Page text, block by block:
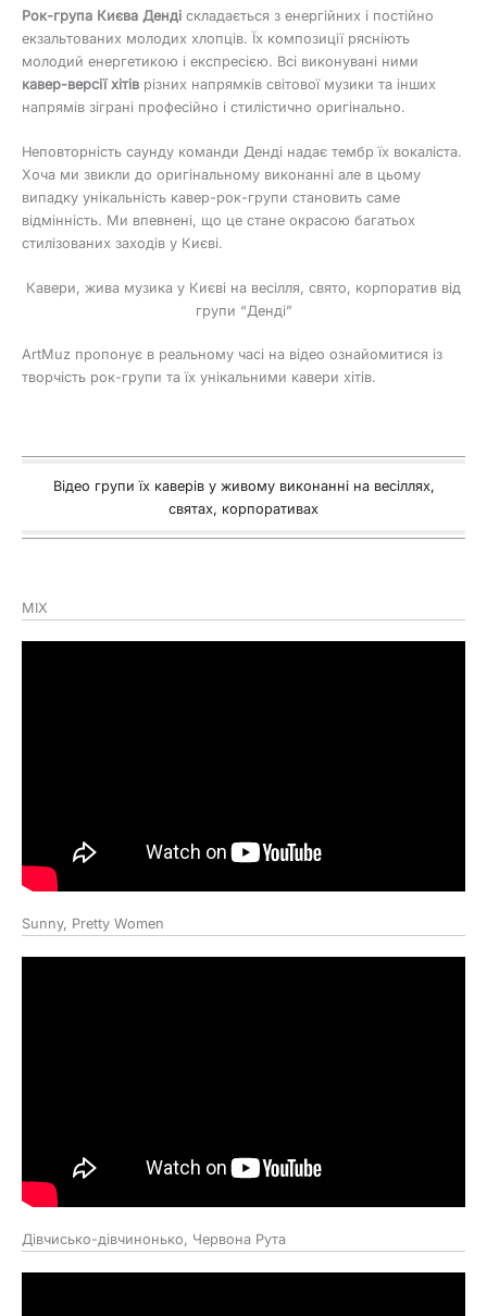
Рок-група Києва Денді складається з енергійних і постійно
екзальтованих молодих хлопців. Їх композиції рясніють
молодий енергетикою і експресією. Всі виконувані ними
кавер-версії хітів різних напрямків світової музики та інших
напрямів зіграні професійно і стилістично оригінально.
Неповторність саунду команди Денді надає тембр їх вокаліста.
Хоча ми звикли до оригінальному виконанні але в цьому
випадку унікальність кавер-рок-групи становить саме
відмінність. Ми впевнені, що це стане окрасою багатьох
стилізованих заходів у Києві.
Кавери, жива музика у Києві на весілля, свято, корпоратив від
групи “Денді”
ArtMuz пропонує в реальному часі на відео ознайомитися із
творчість рок-групи та їх унікальними кавери хітів.
Відео групи їх каверів у живому виконанні на весіллях,
святах, корпоративах
MIX
Sunny, Pretty Women
Дівчисько-дівчинонько, Червона Рута